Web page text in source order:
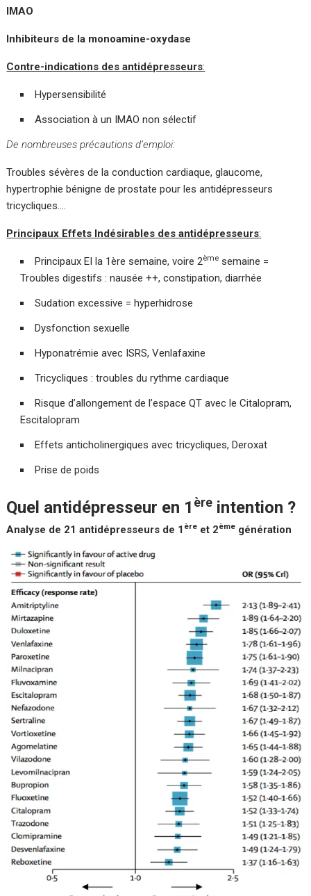
IMAO
Inhibiteurs de la monoamine-oxydase
Contre-indications des antidépresseurs:
Hypersensibilité
Association à un IMAO non sélectif
De nombreuses précautions d’emploi:
Troubles sévères de la conduction cardiaque, glaucome,
hypertrophie bénigne de prostate pour les antidépresseurs
tricycliques….
Principaux Effets Indésirables des antidépresseurs:
Principaux EI la 1ère semaine, voire 2ème semaine =
Troubles digestifs : nausée ++, constipation, diarrhée
Sudation excessive = hyperhidrose
Dysfonction sexuelle
Hyponatrémie avec ISRS, Venlafaxine
Tricycliques : troubles du rythme cardiaque
Risque d’allongement de l’espace QT avec le Citalopram,
Escitalopram
Effets anticholinergiques avec tricycliques, Deroxat
Prise de poids
Quel antidépresseur en 1 ère intention ?
Analyse de 21 antidépresseurs de 1 ère et 2ème génération